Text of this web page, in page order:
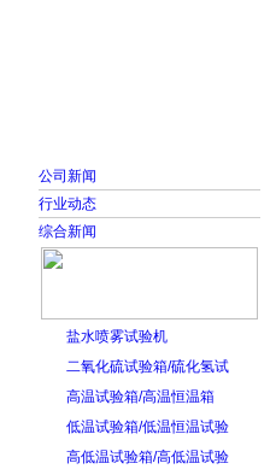
公司新闻
行业动态
综合新闻
盐水喷雾试验机
二氧化硫试验箱/硫化氢试
高温试验箱/高温恒温箱
低温试验箱/低温恒温试验
高低温试验箱/高低温试验